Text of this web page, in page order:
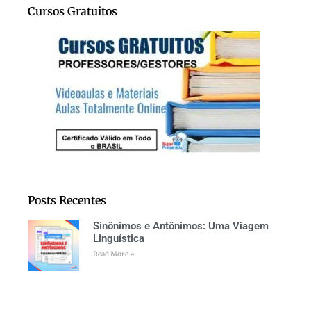
Cursos Gratuitos
Posts Recentes
Sinônimos e Antônimos: Uma Viagem
Linguística
Read More »